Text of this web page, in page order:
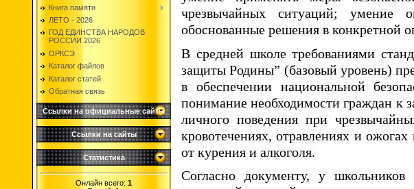
Книга памяти
ЛЕТО - 2026
ГОД ЕДИНСТВА НАРОДОВ
РОССИИ 2026
ОРКСЭ
Каталог файлов
Каталог статей
Обратная связь
Ссылки на официальные сайты
Ссылки на сайты
Статистика
Онлайн всего: 1
чрезвычайных ситуаций; умение
обоснованные решения в конкретной
В средней школе требованиями
защиты Родины” (базовый уровень)
в обеспечении национальной
понимание необходимости граждан к
личного поведения при
кровотечениях, отравлениях и
от курения и алкоголя.
Согласно документу, у